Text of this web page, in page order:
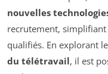
nouvelles
recrutement, simplifiant
qualifiés. En explorant
du télétravail, il est